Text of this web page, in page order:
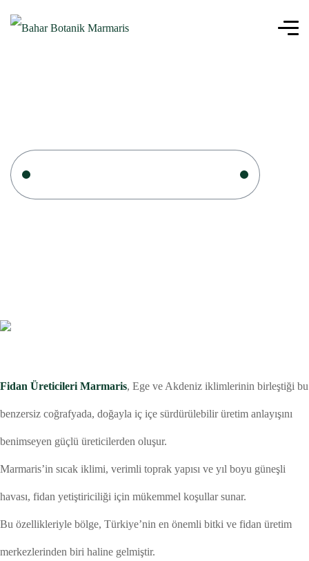
Fidan Üreticileri Marmaris, Ege ve Akdeniz iklimlerinin birleştiği bu
benzersiz coğrafyada, doğayla iç içe sürdürülebilir üretim anlayışını
benimseyen güçlü üreticilerden oluşur.
Marmaris’in sıcak iklimi, verimli toprak yapısı ve yıl boyu güneşli
havası, fidan yetiştiriciliği için mükemmel koşullar sunar.
Bu özellikleriyle bölge, Türkiye’nin en önemli bitki ve fidan üretim
merkezlerinden biri haline gelmiştir.